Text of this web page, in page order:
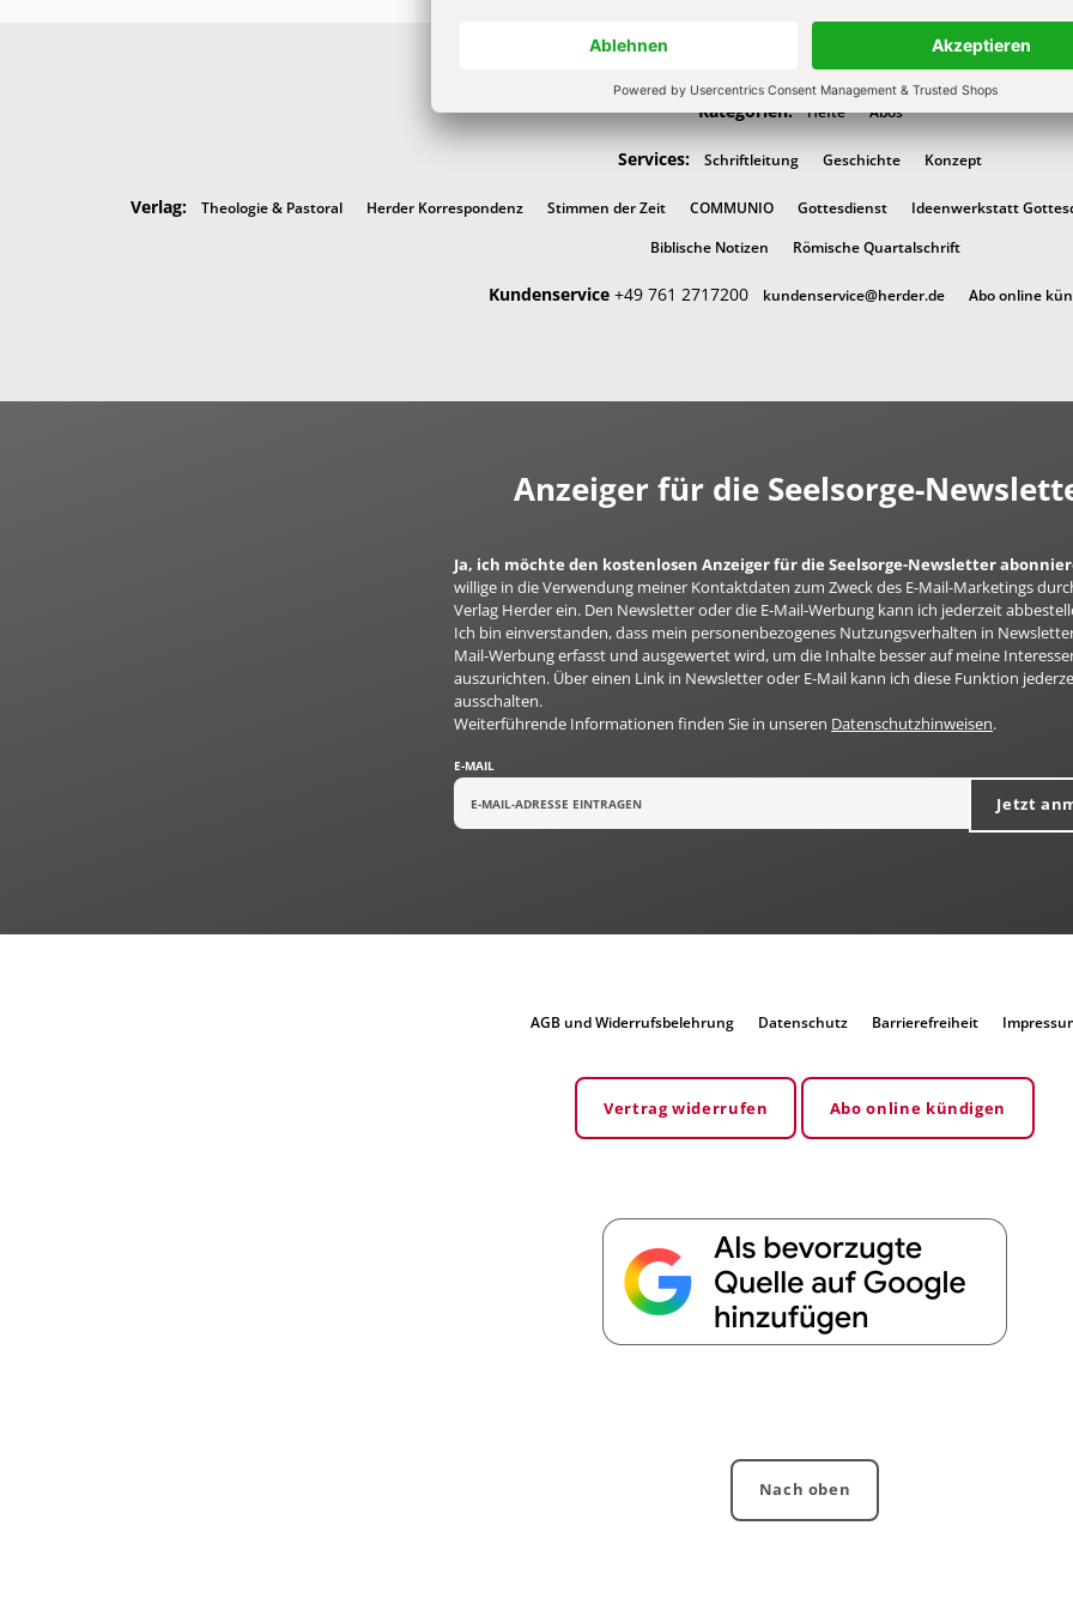
Kategorien: Hefte Abos
Services: Schriftleitung Geschichte Konzept
Verlag: Theologie & Pastoral Herder Korrespondenz Stimmen der Zeit COMMUNIO Gottesdienst Ideenwerkstatt
Biblische Notizen Römische Quartalschrift
Kundenservice +49 761 2717200 kundenservice@herder.de Abo online
Anzeiger für die Seelsorge-
Ja, ich möchte den kostenlosen Anzeiger für die Seelsorge-Newsletter
willige in die Verwendung meiner Kontaktdaten zum Zweck des E-Mail-Marketings
Verlag Herder ein. Den Newsletter oder die E-Mail-Werbung kann ich jederzeit
Ich bin einverstanden, dass mein personenbezogenes Nutzungsverhalten in
Mail-Werbung erfasst und ausgewertet wird, um die Inhalte besser auf meine
auszurichten. Über einen Link in Newsletter oder E-Mail kann ich diese Funktion
ausschalten.
Weiterführende Informationen finden Sie in unseren Datenschutzhinweisen.
E-MAIL
Jetzt
AGB und Widerrufsbelehrung Datenschutz Barrierefreiheit
Vertrag widerrufen Abo online kündigen
Nach oben